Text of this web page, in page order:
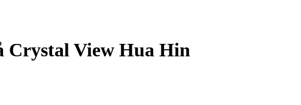
Crystal View Hua Hin